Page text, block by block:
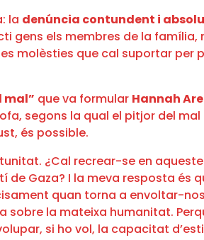
la denúncia contundent i
gens els membres de la
molèsties que cal suportar per
que va formular Hannah
segons la qual el pitjor del
és possible.
¿Cal recrear-se en
Gaza? I la meva resposta és
quan torna a envoltar-
la mateixa humanitat.
si ho vol, la capacitat